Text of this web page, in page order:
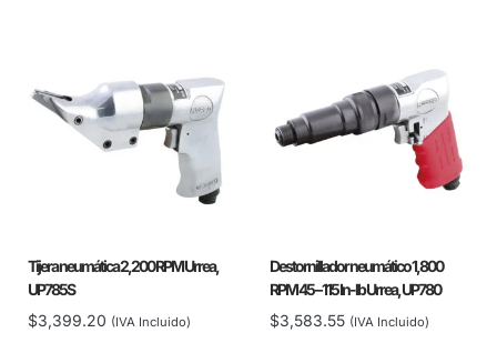
Tijera neumática 2,200 RPM Urrea,
UP785S
$3,399.20 (IVA Incluido)
Destornillador neumático 1,800
RPM 45 – 115 In-lb Urrea, UP780
$3,583.55 (IVA Incluido)